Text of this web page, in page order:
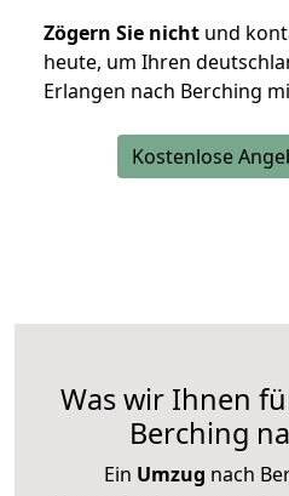
Zögern Sie nicht und
heute, um Ihren
Erlangen nach Berching
Kostenlose
Was wir Ihnen
Berching
Ein Umzug nach